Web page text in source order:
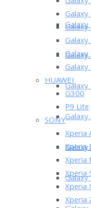
HUAWEI
G300
P9 Lite
SONY
Xperia
Xperia
Xperia
Xperia
Xperia
Xperia